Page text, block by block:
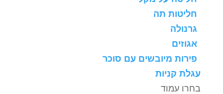
חליטות תה
גרנולה
אגוזים
פירות מיובשים עם סוכר
עגלת קניות
בחרו עמוד